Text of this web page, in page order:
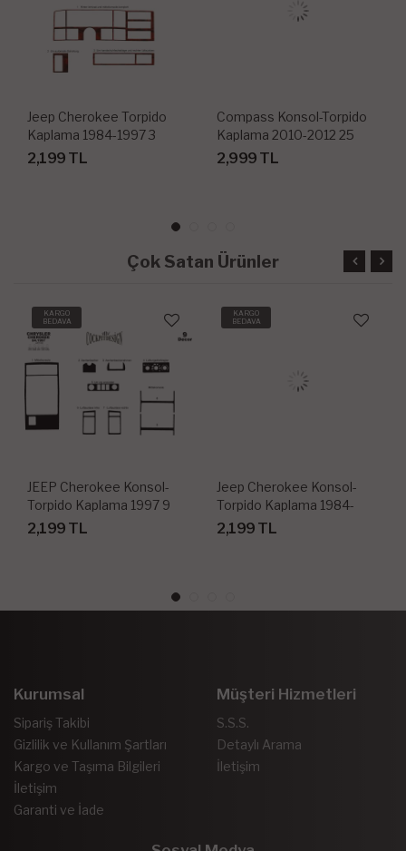
Jeep Cherokee Torpido
Kaplama 1984-1997 3
Parça
2,199 TL
Compass Konsol-Torpido
Kaplama 2010-2012 25
Parça
2,999 TL
Çok Satan Ürünler
KARGO
BEDAVA
JEEP Cherokee Konsol-
Torpido Kaplama 1997 9
Parça
2,199 TL
KARGO
BEDAVA
Jeep Cherokee Konsol-
Torpido Kaplama 1984-
1997 3 Parça
2,199 TL
Kurumsal
Sipariş Takibi
Gizlilik ve Kullanım Şartları
Kargo ve Taşıma Bilgileri
İletişim
Garanti ve İade
Müşteri Hizmetleri
S.S.S.
Detaylı Arama
İletişim